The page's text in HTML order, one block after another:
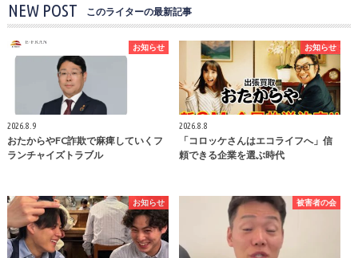
NEW POST このライターの最新記事
お知らせ
2026.8.9
おたからやFC詐欺で麻痺していくフ
ランチャイズトラブル
お知らせ
2026.8.8
「コロッケさんはエコライフへ」信
頼できる企業を選ぶ時代
お知らせ 被害者の会